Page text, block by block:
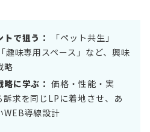
で狙う：
「ペット共生」
趣味専用スペース」など、興味
略
に学ぶ： 価格・性能・実
求を同じLPに着地させ、あ
WEB導線設計